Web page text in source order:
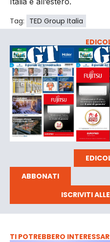
Tag: TED Group Italia
ABBONATI
ISCRIVITI
TI POTREBBERO